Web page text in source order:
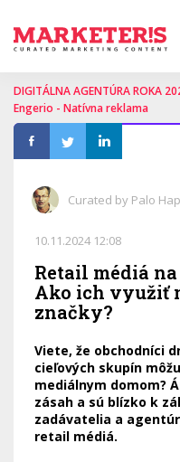
DIGITÁLNA AGENTÚRA ROKA
Engerio - Natívna reklama
Curated by Palo
10.11.2024 12:08
Retail médiá
Ako ich využiť
značky?
Viete, že obchodníci
cieľových skupín
mediálnym domom?
zásah a sú blízko k
zadávatelia a
retail médiá.